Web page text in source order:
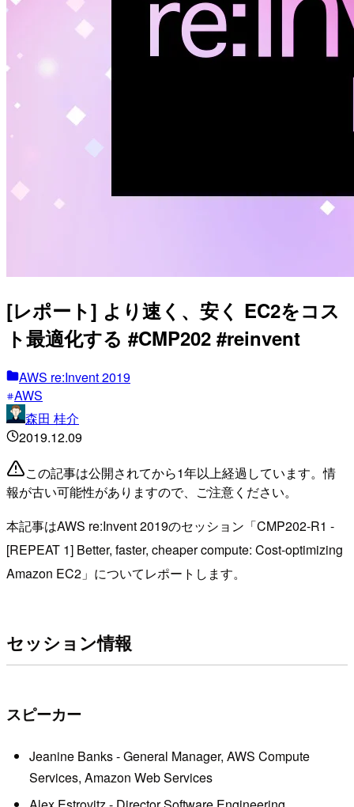
[レポート] より速く、安く EC2をコス
ト最適化する #CMP202 #reinvent
AWS re:Invent 2019
AWS
森田 桂介
2019.12.09
この記事は公開されてから1年以上経過しています。情
報が古い可能性がありますので、ご注意ください。
本記事はAWS re:Invent 2019のセッション「CMP202-R1 -
[REPEAT 1] Better, faster, cheaper compute: Cost-optimizing
Amazon EC2」についてレポートします。
セッション情報
スピーカー
Jeanine Banks - General Manager, AWS Compute
Services, Amazon Web Services